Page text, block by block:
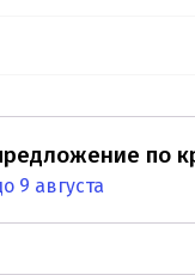
по
9 августа